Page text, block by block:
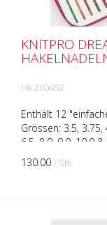
KNITPRO
HK 200652
Enthält 12
Grössen: 3.5, 3.75,
6.5, 8.0, 9.0, 10.0
einem bordeaux-
Reissverschlus...
130.00 / Stk.